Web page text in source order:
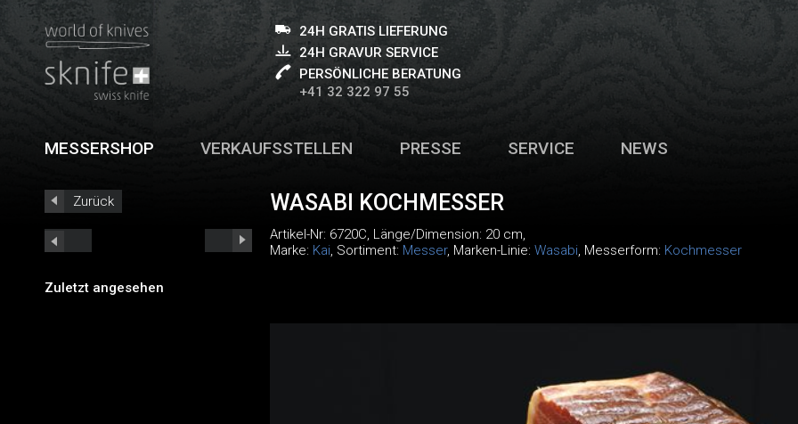
24H GRATIS LIEFERUNG
24H GRAVUR SERVICE
PERSÖNLICHE BERATUNG
+41 32 322 97 55
MESSERSHOP VERKAUFSSTELLEN PRESSE SERVICE NEWS
Zurück
Zuletzt angesehen
WASABI KOCHMESSER
Artikel-Nr: 6720C, Länge/Dimension: 20 cm,
Marke: Kai, Sortiment: Messer, Marken-Linie: Wasabi, Messerform: Kochmesser